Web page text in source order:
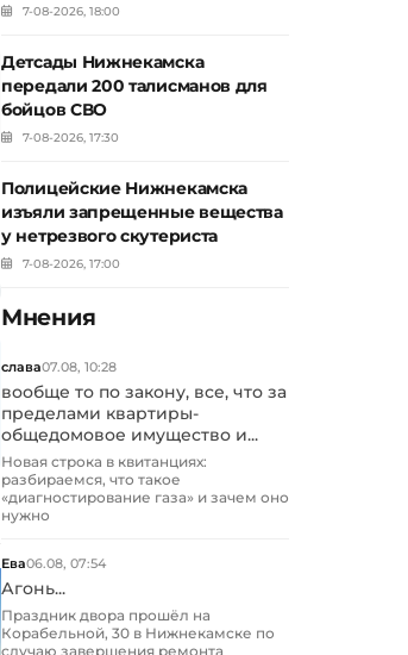
7-08-2026, 18:00
Детсады Нижнекамска
передали 200 талисманов для
бойцов СВО
7-08-2026, 17:30
Полицейские Нижнекамска
изъяли запрещенные вещества
у нетрезвого скутериста
7-08-2026, 17:00
Мнения
слава07.08, 10:28
вообще то по закону, все, что за
пределами квартиры-
общедомовое имущество и...
Новая строка в квитанциях:
разбираемся, что такое
«диагностирование газа» и зачем оно
нужно
Ева06.08, 07:54
Агонь...
Праздник двора прошёл на
Корабельной, 30 в Нижнекамске по
случаю завершения ремонта